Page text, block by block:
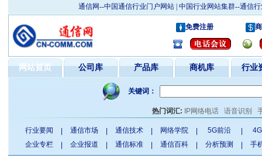
通信网--中国通信行业门户网站 | 中国行业网站集群--通信
免费注册
网站首页 公司库 产品库 商机库 行业
关键词：
热门词汇: IP网络电话 语音识别
行业要闻 通信市场 通信技术 网络学院 5G前沿
企业专栏
企业报道 通信标准 通信百科 分析预测 手